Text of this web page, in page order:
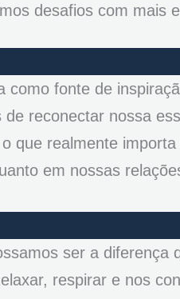
desafios com mais
como fonte de
reconectar nossa
que realmente
em nossas
ser a diferença
respirar e nos